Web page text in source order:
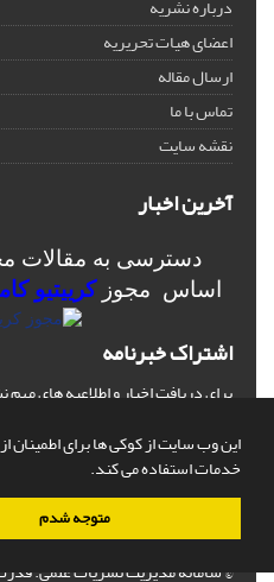
این وب سایت از کوکی ها برای اطمینان
خدمات استفاده می کند.
متوجه شدم
درباره نشریه
اعضای هیات تحریریه
ارسال مقاله
تماس با ما
نقشه سایت
آخرین اخبار
دسترسی به مقالات
اساس مجوزکرییتیو
اشتراک خبرنامه
برای دریافت اخبار و اطلاعیه های
© سامانه مدیریت نشریات علمی.